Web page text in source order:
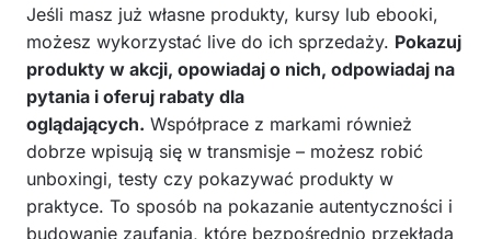
Jeśli masz już własne produkty, kursy lub ebooki,
możesz wykorzystać live do ich sprzedaży. Pokazuj
produkty w akcji, opowiadaj o nich, odpowiadaj na
pytania i oferuj rabaty dla
oglądających. Współprace z markami również
dobrze wpisują się w transmisje – możesz robić
unboxingi, testy czy pokazywać produkty w
praktyce. To sposób na pokazanie autentyczności i
budowanie zaufania, które bezpośrednio przekłada